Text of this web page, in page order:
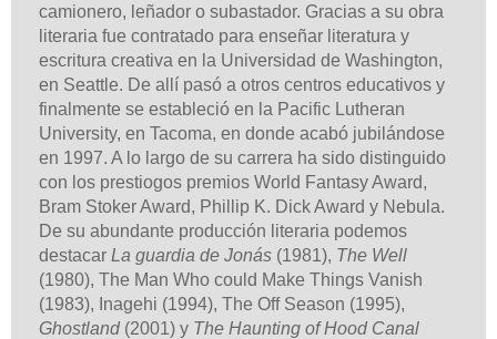
camionero, leñador o subastador. Gracias a su obra
literaria fue contratado para enseñar literatura y
escritura creativa en la Universidad de Washington,
en Seattle. De allí pasó a otros centros educativos y
finalmente se estableció en la Pacific Lutheran
University, en Tacoma, en donde acabó jubilándose
en 1997. A lo largo de su carrera ha sido distinguido
con los prestiogos premios World Fantasy Award,
Bram Stoker Award, Phillip K. Dick Award y Nebula.
De su abundante producción literaria podemos
destacar La guardia de Jonás (1981), The Well
(1980), The Man Who could Make Things Vanish
(1983), Inagehi (1994), The Off Season (1995),
Ghostland (2001) y The Haunting of Hood Canal